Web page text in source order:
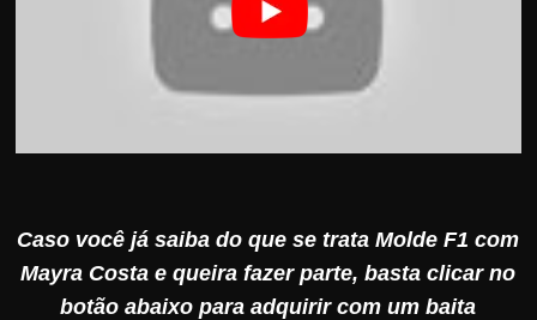
Caso você já saiba do que se trata Molde F1 com
Mayra Costa e queira fazer parte, basta clicar no
botão abaixo para adquirir com um baita